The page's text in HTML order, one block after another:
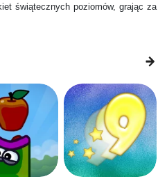
świątecznych poziomów, grając za